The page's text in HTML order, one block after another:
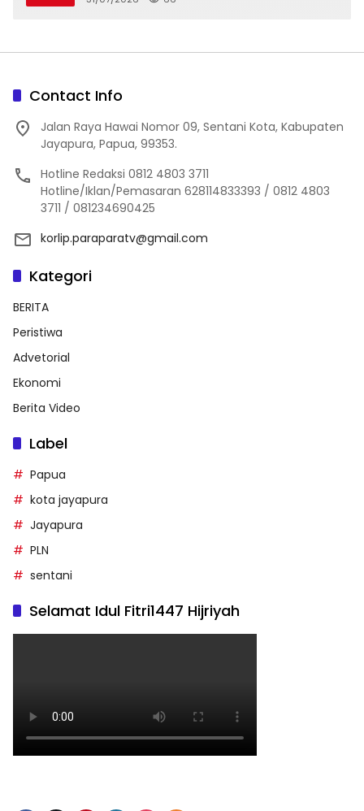
Contact Info
Jalan Raya Hawai Nomor 09, Sentani Kota, Kabupaten
Jayapura, Papua, 99353.
Hotline Redaksi 0812 4803 3711
Hotline/Iklan/Pemasaran 628114833393 / 0812 4803
3711 / 081234690425
korlip.paraparatv@gmail.com
Kategori
BERITA
Peristiwa
Advetorial
Ekonomi
Berita Video
Label
Papua
kota jayapura
Jayapura
PLN
sentani
Selamat Idul Fitri1447 Hijriyah